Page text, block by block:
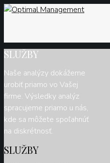
SLUŽBY
Naše analýzy dokážeme
urobiť priamo vo Vašej
firme. Výsledky analýz
spracujeme priamo u nás,
kde sa môžete spoľahnúť
na diskrétnosť.
SLUŽBY